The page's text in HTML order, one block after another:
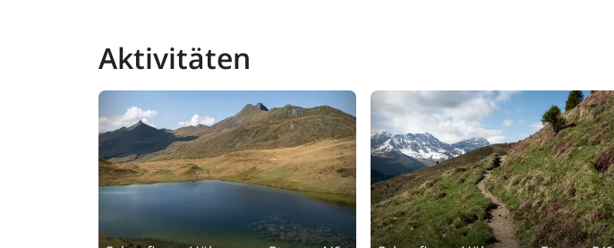
Aktivitäten